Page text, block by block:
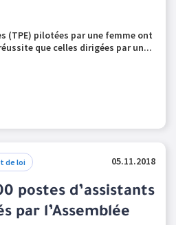
(TPE) pilotées par une femme ont
que celles dirigées par un...
de loi 05.11.2018
postes d’assistants
par l’Assemblée